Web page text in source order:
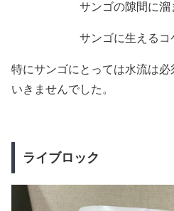
サンゴの隙間に溜まる
サンゴに生えるコケ
特にサンゴにとっては水流は
いきませんでした。
ライブロック